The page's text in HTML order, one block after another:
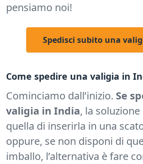
pensiamo noi!
Spedisci subito una
Come spedire una valigia in
Cominciamo dall’inizio. Se
valigia in India, la
quella di inserirla in una
oppure, se non disponi di
imballo, l’alternativa è fare